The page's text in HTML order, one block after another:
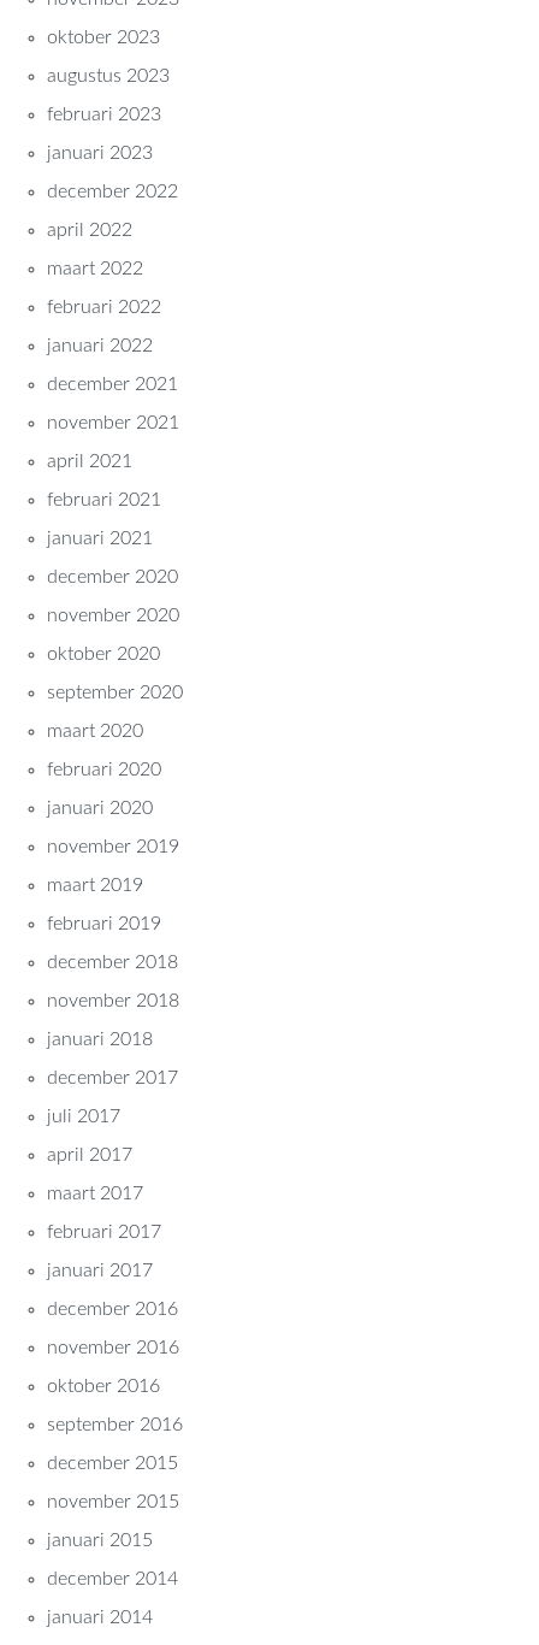
oktober 2023
augustus 2023
februari 2023
januari 2023
december 2022
april 2022
maart 2022
februari 2022
januari 2022
december 2021
november 2021
april 2021
februari 2021
januari 2021
december 2020
november 2020
oktober 2020
september 2020
maart 2020
februari 2020
januari 2020
november 2019
maart 2019
februari 2019
december 2018
november 2018
januari 2018
december 2017
juli 2017
april 2017
maart 2017
februari 2017
januari 2017
december 2016
november 2016
oktober 2016
september 2016
december 2015
november 2015
januari 2015
december 2014
januari 2014